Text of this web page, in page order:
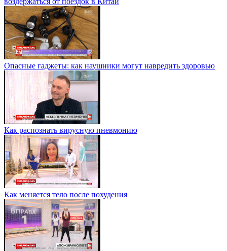
Опасные гаджеты: как наушники могут навредить здоровью
Как распознать вирусную пневмонию
Как меняется тело после похудения